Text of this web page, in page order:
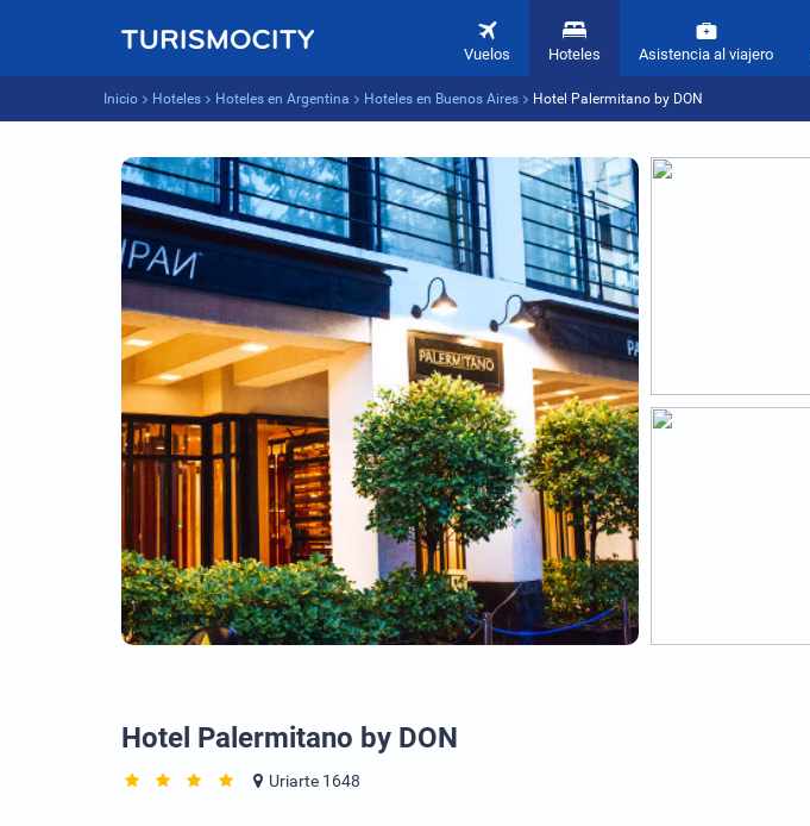
Vuelos Hoteles Asistencia al viajero
Inicio Hoteles Hoteles en Argentina Hoteles en Buenos Aires Hotel Palermitano by DON
Hotel Palermitano by DON
Uriarte 1648